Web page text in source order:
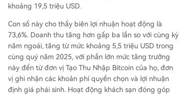
khoảng 19,5 triệu USD.
Con số này cho thấy biên lợi nhuận hoạt động là
73,6%. Doanh thu tăng hơn gấp ba lần so với cùng kỳ
năm ngoái, tăng từ mức khoảng 5,5 triệu USD trong
cùng quý năm 2025, với phần lớn mức tăng trưởng
này đến từ đơn vị Tạo Thu Nhập Bitcoin của họ, đơn
vị ghi nhận các khoản phí quyền chọn và lợi nhuận
định giá phái sinh. Hoạt động khách sạn đóng góp